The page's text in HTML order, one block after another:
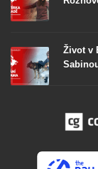
Život v